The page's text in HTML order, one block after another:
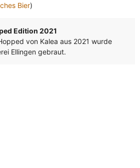
Bier)
Edition 2021
von Kalea aus 2021 wurde
Ellingen gebraut.